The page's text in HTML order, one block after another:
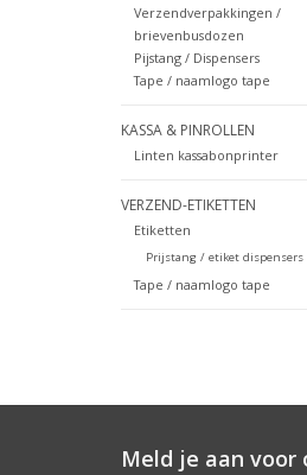
Verzendverpakkingen /
brievenbusdozen
Pijstang / Dispensers
Tape / naamlogo tape
KASSA & PINROLLEN
Linten kassabonprinter
VERZEND-ETIKETTEN
Etiketten
Prijstang / etiket dispensers
Tape / naamlogo tape
Meld je aan voor